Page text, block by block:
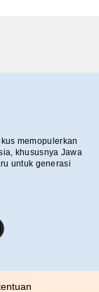
memopulerkan
khususnya Jawa
untuk generasi